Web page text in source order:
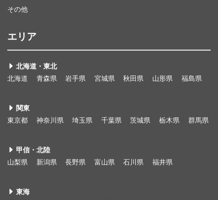
その他
エリア
北海道・東北
北海道
青森県 岩手県 宮城県 秋田県 山形県 福島県
関東
東京都
神奈川県 埼玉県 千葉県 茨城県 栃木県 群馬県
甲信・北陸
山梨県
新潟県 長野県 富山県 石川県 福井県
東海